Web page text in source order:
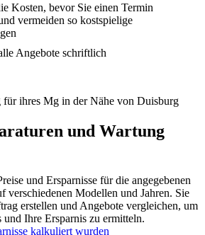
Kosten, bevor Sie einen Termin
vermeiden so kostspielige
Angebote schriftlich
für ihres Mg in der Nähe von Duisburg
und Wartung
und Ersparnisse für die angegebenen
verschiedenen Modellen und Jahren. Sie
erstellen und Angebote vergleichen, um
und Ihre Ersparnis zu ermitteln.
kalkuliert wurden